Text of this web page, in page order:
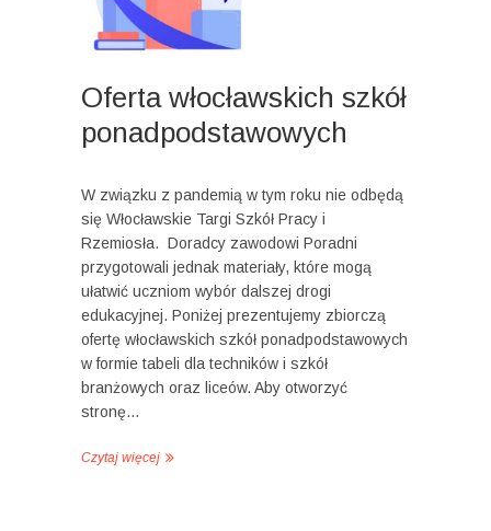
Oferta włocławskich szkół
ponadpodstawowych
W związku z pandemią w tym roku nie odbędą
się Włocławskie Targi Szkół Pracy i
Rzemiosła. Doradcy zawodowi Poradni
przygotowali jednak materiały, które mogą
ułatwić uczniom wybór dalszej drogi
edukacyjnej. Poniżej prezentujemy zbiorczą
ofertę włocławskich szkół ponadpodstawowych
w formie tabeli dla techników i szkół
branżowych oraz liceów. Aby otworzyć
stronę…
Czytaj więcej